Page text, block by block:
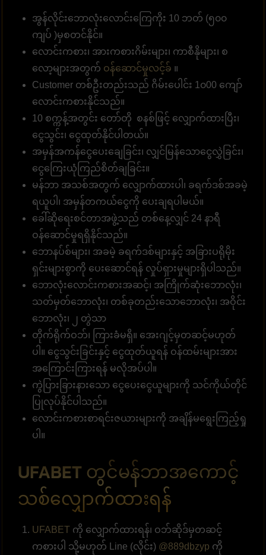
အွန်လိုင်းဘောလုံးလောင်းကြေကိုး 10 ဘတ် (၅၀၀
ကျပ် )မှစတင်နိုင်။
လောင်းကစား၊ အားကစားဂိမ်းများ၊ ကာစီနိုများ၊ စ
လော့များအတွက် ဝန်ဆောင်မှုလင့်ခ် ။
Customer တစ်ဦးတည်းသည် ဂိမ်းပေါင်း 1၀00 ကျော်
လောင်းကစားနိုင်သည်။
10 စက္ကန့်အတွင်း တော်တို စနစ်ဖြင့် လျှောက်ထားပြီး၊
ငွေသွင်း၊ ငွေထုတ်နိုင်ပါတယ်။
အမှန်အကန်ငွေပေးချေခြင်း၊ လျှင်မြန်သောငွေလွှဲခြင်း၊
ငွေကြေးယုံကြည်စိတ်ချခြင်း။
မန်ဘာ အသစ်အတွက် လျှောက်ထားပါ၊ ခရက်ဒစ်အခမဲ့
ရယူပါ၊ အမှန်တကယ်ငွေကို ပေးချရပါမယ်။
ခေါ်ဆိုရေးစင်တာအဖွဲ့သည် တစ်နေ့လျှင် 24 နာရီ
ဝန်ဆောင်မှုရရှိနိုင်သည်။
ဘောနပ်စ်များ၊ အခမဲ့ ခရက်ဒစ်များနှင့် အခြားပရိုမိုး
ရှင်းများစွာကို ပေးဆောင်ရန် လှုပ်ရှားမှုများရှိပါသည်။
ဘောလုံးလောင်းကစားအဆင့်၊ အကြိုက်ဆုံးဘောလုံး၊
သတ်မှတ်ဘောလုံး၊ တစ်ခုတည်းသောဘောလုံး၊ အဝိုင်း
ဘောလုံး၊ ၂ တွဲသာ
တိုက်ရိုက်ဝဘ်၊ ကြားခံမရှိ။ အေးဂျင့်မှတဆင့်မဟုတ်
ပါ။ ငွေသွင်းခြင်းနှင့် ငွေထုတ်ယူရန် ဝန်ထမ်းများအား
အကြောင်းကြားရန် မလိုအပ်ပါ။
ကွဲပြားခြားနားသော ငွေပေးငွေယူများကို သင်ကိုယ်တိုင်
ပြုလုပ်နိုင်ပါသည်။
လောင်းကစားစာရင်းဇယားများကို အချိန်မရွေးကြည့်ရှု
ပါ။
UFABET တွင်မန်ဘာအကောင့်
သစ်လျှောက်ထားရန်
UFABET ကို လျှောက်ထားရန်၊ ဝဘ်ဆိုဒ်မှတဆင့်
ကစားပါ သို့မဟုတ် Line (လိုင်း) @889dbzyp ကို